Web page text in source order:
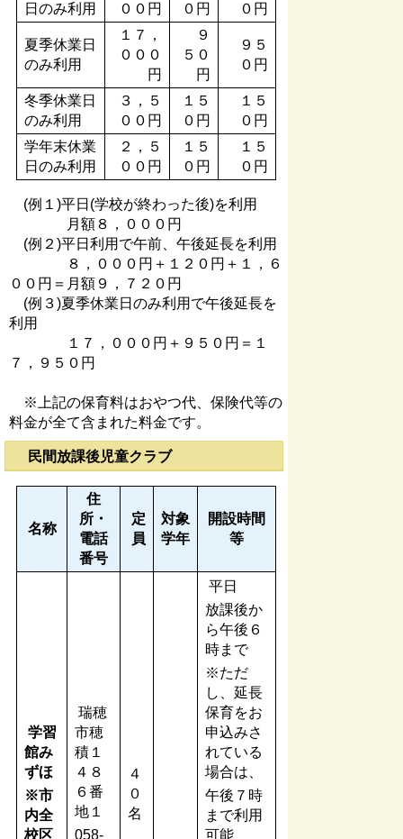
日のみ利用
００円
０円
０円
夏季休業日
のみ利用
１７，
０００
円
９
５０
円
９５
０円
冬季休業日
のみ利用
３，５
００円
１５
０円
１５
０円
学年末休業
日のみ利用
２，５
００円
１５
０円
１５
０円
(例１)平日(学校が終わった後)を利用
月額８，０００円
(例２)平日利用で午前、午後延長を利用
８，０００円＋１２０円＋１，６
００円＝月額９，７２０円
(例３)夏季休業日のみ利用で午後延長を
利用
１７，０００円＋９５０円＝１
７，９５０円
※上記の保育料はおやつ代、保険代等の
料金が全て含まれた料金です。
民間放課後児童クラブ
名称
住
所・
電話
番号
定
員
対象
学年
開設時間
等
学習
館み
ずほ
※市
内全
校区
瑞穂
市穂
積１
４８
６番
地１
058-
４
０
名
平日
放課後か
ら午後６
時まで
※ただ
し、延長
保育をお
申込みさ
れている
場合は、
午後７時
まで利用
可能